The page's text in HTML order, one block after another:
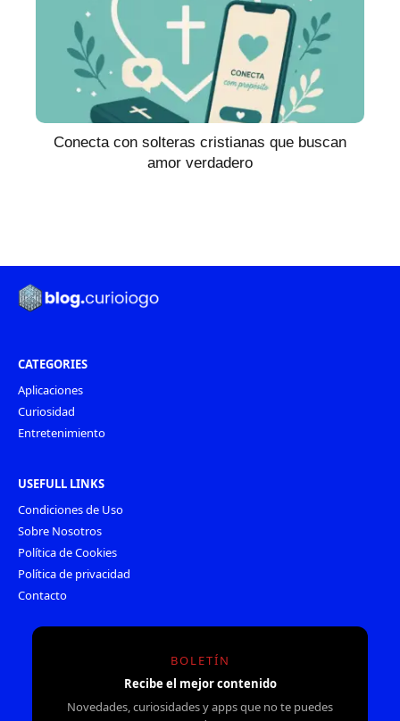
Conecta con solteras cristianas que buscan
amor verdadero
CATEGORIES
Aplicaciones
Curiosidad
Entretenimiento
USEFULL LINKS
Condiciones de Uso
Sobre Nosotros
Política de Cookies
Política de privacidad
Contacto
BOLETÍN
Recibe el mejor contenido
Novedades, curiosidades y apps que no te puedes